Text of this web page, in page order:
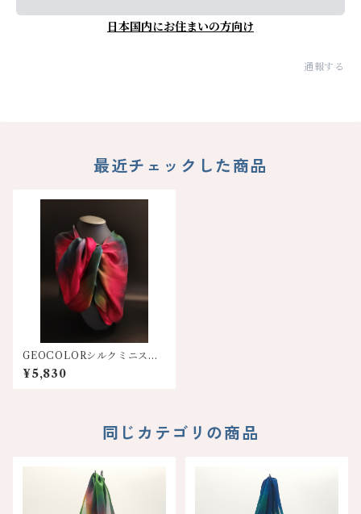
日本国内にお住まいの方向け
通報する
最近チェックした商品
GEOCOLORシルクミニスカ
ーフ【赤系】人気色！
¥5,830
同じカテゴリの商品